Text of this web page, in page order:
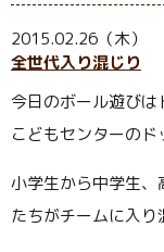
2015.02.26（木）
全世代入り混じり
今日のボール遊びは
こどもセンターのド
小学生から中学生、
たちがチームに入り